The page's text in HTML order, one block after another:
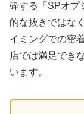
砕する「SPオプ
的な抜きではな
イミングでの密
店では満足でき
います。